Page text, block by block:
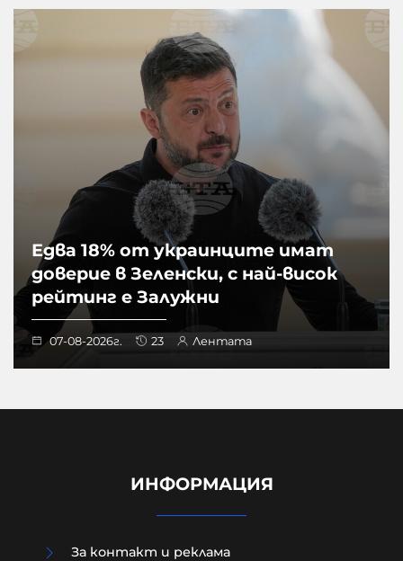
Едва 18% от украинците имат
доверие в Зеленски, с най-висок
рейтинг е Залужни
07-08-2026г. 23 Лентата
ИНФОРМАЦИЯ
За контакт и реклама